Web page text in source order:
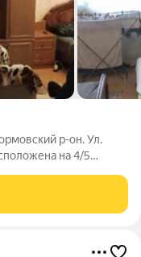
р-он. Ул.
на 4/5
стороны. Есть